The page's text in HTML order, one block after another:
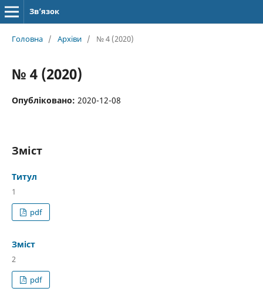
Зв’язок
Головна / Архіви / № 4 (2020)
№ 4 (2020)
Опубліковано: 2020-12-08
Зміст
Титул
1
pdf
Зміст
2
pdf